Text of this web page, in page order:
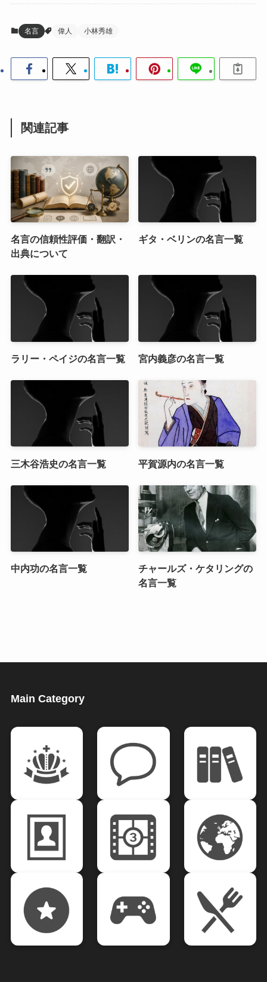
名言 偉人 小林秀雄
関連記事
名言の信頼性評価・翻訳・
出典について
ギタ・ベリンの名言一覧
ラリー・ペイジの名言一覧 宮内義彦の名言一覧
三木谷浩史の名言一覧 平賀源内の名言一覧
中内功の名言一覧
チャールズ・ケタリングの
名言一覧
Main Category